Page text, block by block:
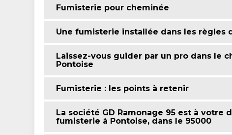
Fumisterie pour cheminée
Une fumisterie installée dans les règles
Laissez-vous guider par un pro dans le
Pontoise
Fumisterie : les points à retenir
La société GD Ramonage 95 est à votre
fumisterie à Pontoise, dans le 95000